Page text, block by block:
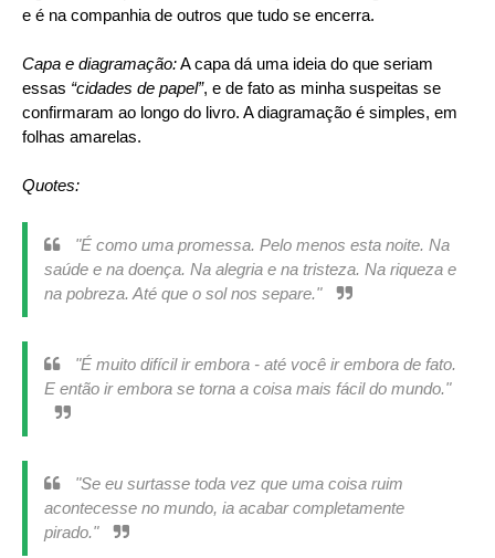
e é na companhia de outros que tudo se encerra.
Capa e diagramação:A capa dá uma ideia do que seriam
essas “cidades de papel”, e de fato as minha suspeitas se
confirmaram ao longo do livro. A diagramação é simples, em
folhas amarelas.
Quotes:
"É como uma promessa. Pelo menos esta noite. Na
saúde e na doença. Na alegria e na tristeza. Na riqueza e
na pobreza. Até que o sol nos separe."
"É muito difícil ir embora - até você ir embora de fato.
E então ir embora se torna a coisa mais fácil do mundo."
"Se eu surtasse toda vez que uma coisa ruim
acontecesse no mundo, ia acabar completamente
pirado."